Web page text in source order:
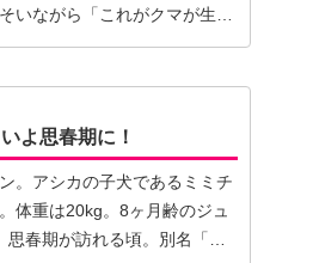
いながら「これがクマが生き
よ思春期に！
。アシカの子犬であるミミチ
体重は20kg。8ヶ月齢のジュ
春期が訪れる頃。別名「反